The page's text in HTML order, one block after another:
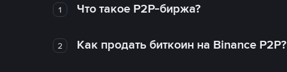
1 Что такое P2P-биржа?
2 Как продать биткоин на Binance P2P?